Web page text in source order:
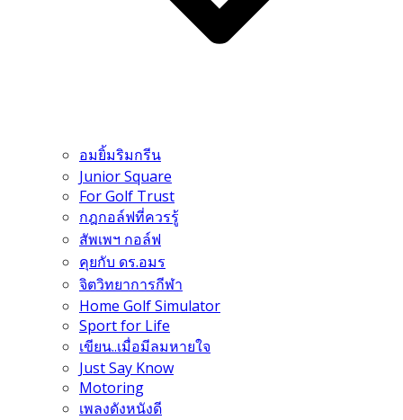
อมยิ้มริมกรีน
Junior Square
For Golf Trust
กฎกอล์ฟที่ควรรู้
สัพเพฯ กอล์ฟ
คุยกับ ดร.อมร
จิตวิทยาการกีฬา
Home Golf Simulator
Sport for Life
เขียน..เมื่อมีลมหายใจ
Just Say Know
Motoring
เพลงดังหนังดี